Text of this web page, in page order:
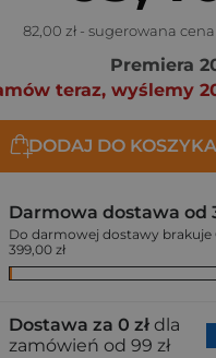
82,00 zł - sugerowana
Premiera
teraz, wyślemy
DODAJ DO KOSZYKA
Darmowa dostawa od
Do darmowej dostawy brakuje
399,00 zł
Dostawa za 0 zł dla
zamówień od 99 zł